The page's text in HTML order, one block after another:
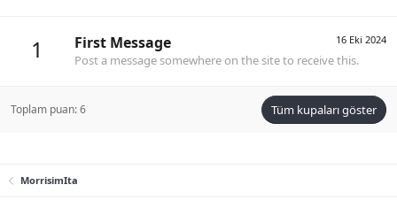
1 16 Eki 2024
First Message
Post a message somewhere on the site to receive this.
Toplam puan: 6 Tüm kupaları göster
MorrisimIta